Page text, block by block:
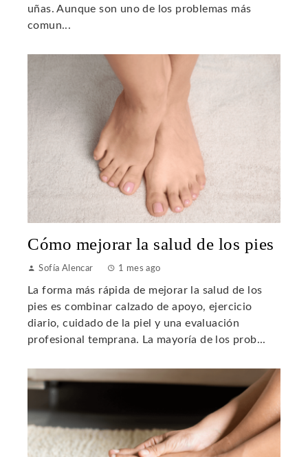
uñas. Aunque son uno de los problemas más
comun...
Cómo mejorar la salud de los pies
Sofía Alencar 1 mes ago
La forma más rápida de mejorar la salud de los
pies es combinar calzado de apoyo, ejercicio
diario, cuidado de la piel y una evaluación
profesional temprana. La mayoría de los prob...